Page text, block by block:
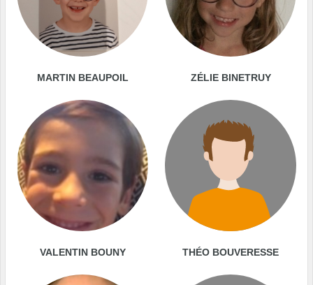
MARTIN BEAUPOIL ZÉLIE BINETRUY
VALENTIN BOUNY THÉO BOUVERESSE